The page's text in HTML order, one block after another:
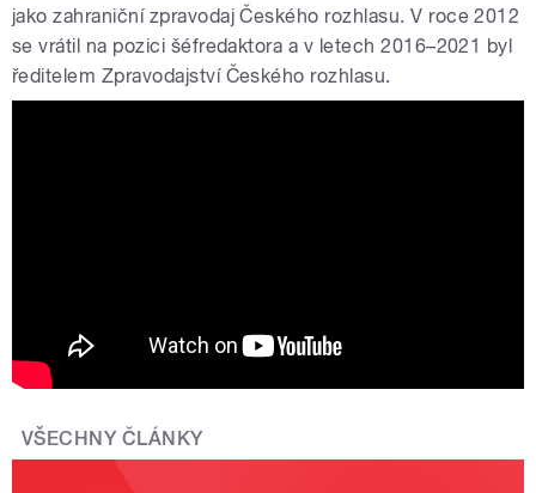
jako zahraniční zpravodaj Českého rozhlasu. V roce 2012
se vrátil na pozici šéfredaktora a v letech 2016–2021 byl
ředitelem Zpravodajství Českého rozhlasu.
VŠECHNY ČLÁNKY